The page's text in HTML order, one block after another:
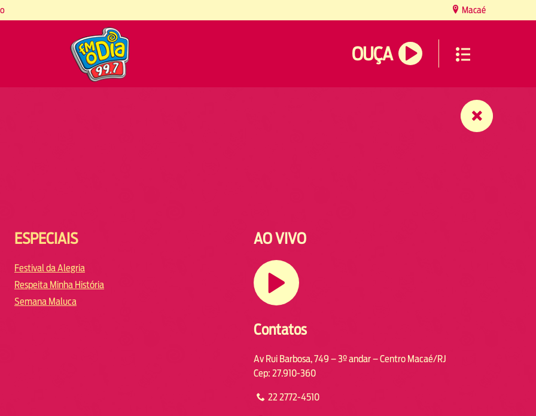
Macaé
OUÇA
ESPECIAIS
Festival da Alegria
Respeita Minha História
Semana Maluca
AO VIVO
Contatos
Av Rui Barbosa, 749 – 3º andar – Centro Macaé/RJ
Cep: 27.910-360
22 2772-4510